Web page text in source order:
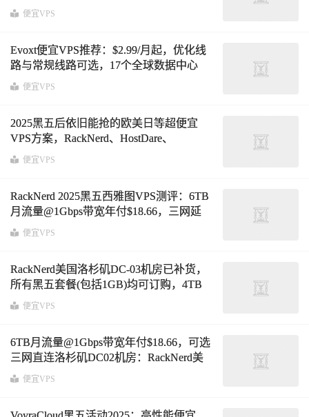
支持自助换IP,可选Linux或Windows系统
便宜VPS
Evoxt便宜VPS推荐：$2.99/月起，优化线
路与常规线路可选，17个全球数据中心
便宜VPS
2025黑五后依旧能抢的欧美日等超便宜
VPS方案，RackNerd、HostDare、
DediRock、SmartHost最低仅需年付仅6.59
便宜VPS
RackNerd 2025黑五西雅图VPS测评：6TB
月流量@1Gbps带宽年付$18.66，三网延
迟、路由及性能实测
便宜VPS
RackNerd美国洛杉矶DC-03机房已补货，
所有黑五套餐(包括1GB)均可订购，4TB
月流量@1Gbps带宽VPS年付$10.6
便宜VPS
6TB月流量@1Gbps带宽年付$18.66，可选
三网直连洛杉矶DC02机房：RackNerd美
国便宜VPS黑五促销详解
便宜VPS